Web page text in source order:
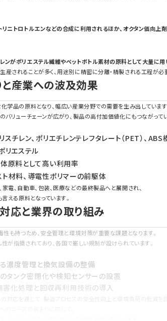
リニトロトルエンなどの合成に利用されるほか、オクタン価向上
ンがポリエステル繊維やペットボトル素材の原料として大量に
産されることが多く、用途別に精密に分離・精製される工程が必
産業への波及効果
学品の原料となり、幅広い産業分野での需要を生み出しています
バリューチェーンが広がり、製品の高付加価値化にもつながってい
チレン、ポリエチレンテレフタレート（PET）、ABS
リエステル
原料として高い利用率
材料、導電性ポリマーの前駆体
家電、自動車、包装、医療などの最終製品へと展開され、
える原料となっています。
応と業界の取り組み
性も持つため、安全管理と環境対策が重要な課題となります。
性が指摘されており、各国で厳しい規制が設けられています。
濃度管理と換気設備の整備
タンク密閉化や検知センサーの設置
害化処理と回収再利用技術の導入